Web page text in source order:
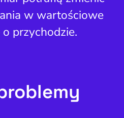
w wartościowe
przychodzie.